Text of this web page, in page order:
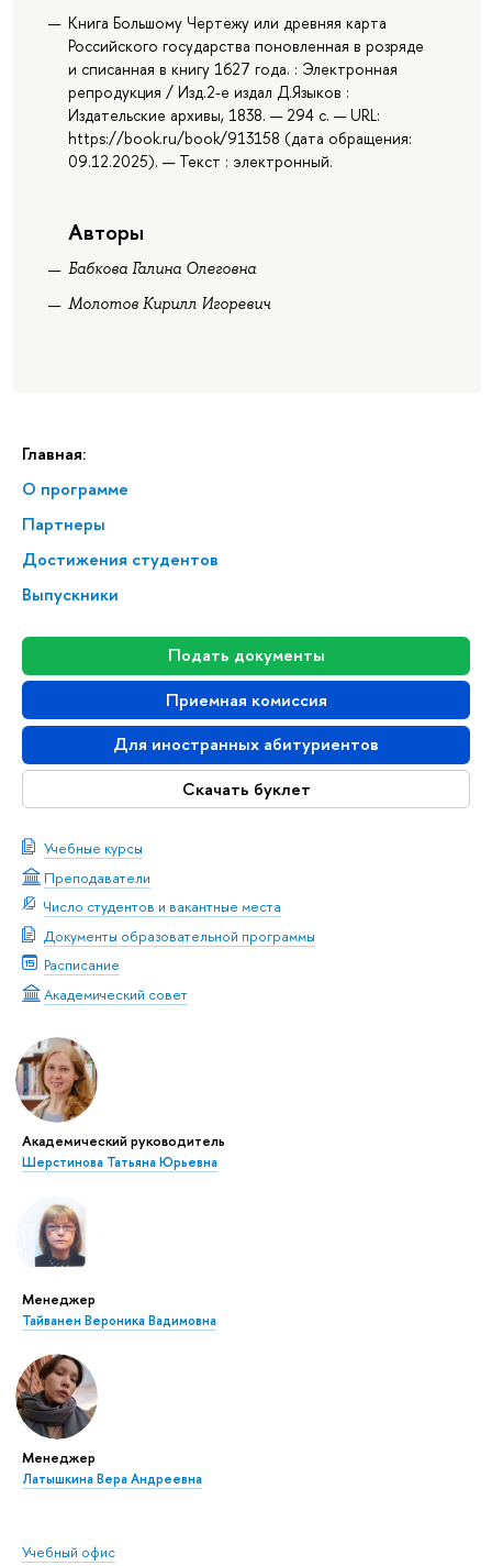
Главная:
О программе
Партнеры
Достижения студентов
Выпускники
Подать документы
Приемная комиссия
Для иностранных абитуриентов
Скачать буклет
Учебные курсы
Преподаватели
Число студентов и вакантные места
Документы образовательной программы
Расписание
Академический совет
Академический руководитель
Шерстинова Татьяна Юрьевна
Менеджер
Тайванен Вероника Вадимовна
Менеджер
Латышкина Вера Андреевна
Учебный офис
Книга Большому Чертежу или древняя карта
Российского государства поновленная в розряде
и списанная в книгу 1627 года. : Электронная
репродукция / Изд.2-е издал Д.Языков :
Издательские архивы, 1838. — 294 с. — URL:
https://book.ru/book/913158 (дата обращения:
09.12.2025). — Текст : электронный.
Авторы
Бабкова Галина Олеговна
Молотов Кирилл Игоревич